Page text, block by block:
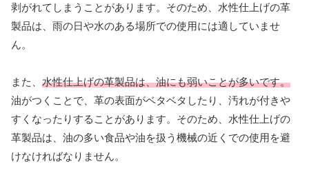
剥がれてしまうことがあります。そのため、水性仕上げの革
製品は、雨の日や水のある場所での使用には適していませ
ん。
また、 水性仕上げの革製品は、油にも弱いことが多いです。
油がつくことで、革の表面がベタベタしたり、汚れが付きや
すくなったりすることがあります。そのため、水性仕上げの
革製品は、油の多い食品や油を扱う機械の近くでの使用を避
けなければなりません。